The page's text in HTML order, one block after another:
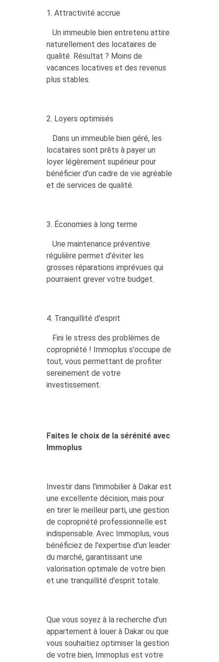
1. Attractivité accrue
Un immeuble bien entretenu attire
naturellement des locataires de
qualité. Résultat ? Moins de
vacances locatives et des revenus
plus stables.
2. Loyers optimisés
Dans un immeuble bien géré, les
locataires sont prêts à payer un
loyer légèrement supérieur pour
bénéficier d'un cadre de vie agréable
et de services de qualité.
3. Économies à long terme
Une maintenance préventive
régulière permet d'éviter les
grosses réparations imprévues qui
pourraient grever votre budget.
4. Tranquillité d'esprit
Fini le stress des problèmes de
copropriété ! Immoplus s'occupe de
tout, vous permettant de profiter
sereinement de votre
investissement.
Faites le choix de la sérénité avec
Immoplus
Investir dans l'immobilier à Dakar est
une excellente décision, mais pour
en tirer le meilleur parti, une gestion
de copropriété professionnelle est
indispensable. Avec Immoplus, vous
bénéficiez de l'expertise d'un leader
du marché, garantissant une
valorisation optimale de votre bien
et une tranquillité d'esprit totale.
Que vous soyez à la recherche d'un
appartement à louer à Dakar ou que
vous souhaitiez optimiser la gestion
de votre bien, Immoplus est votre